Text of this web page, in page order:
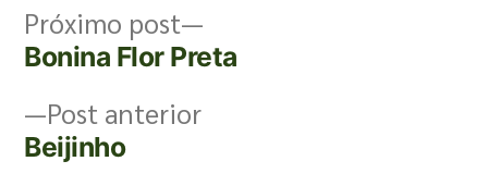
Post anterior
Beijinho
Próximo post
Bonina Flor Preta